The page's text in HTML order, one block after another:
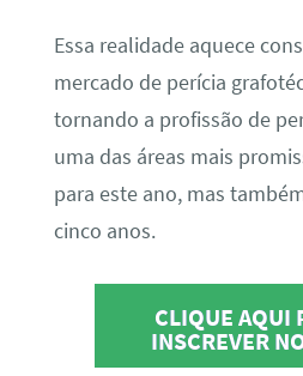
Essa realidade aquece
mercado de perícia
tornando a profissão de
uma das áreas mais
para este ano, mas
cinco anos.
CLIQUE AQUI
INSCREVER